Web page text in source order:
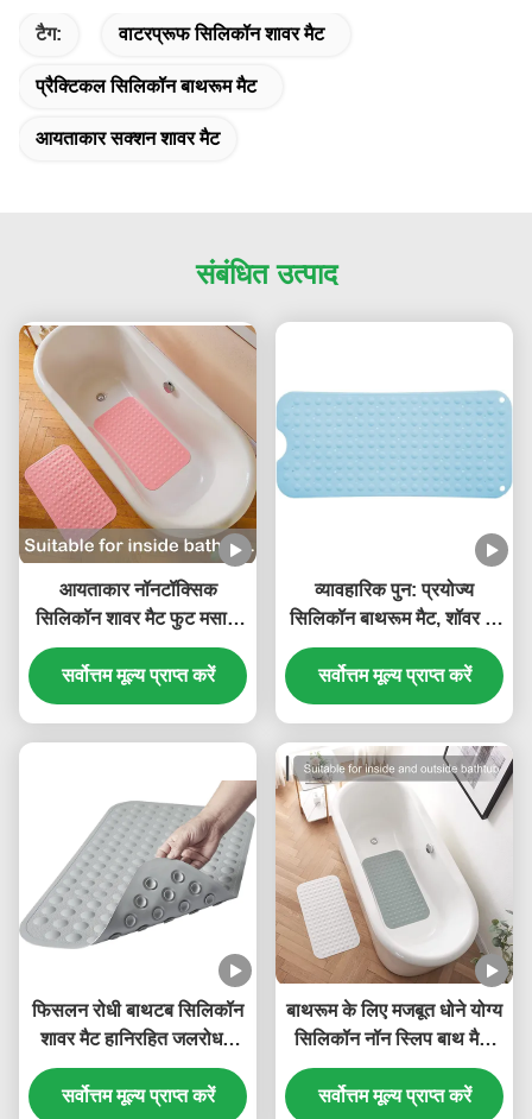
टैग: वाटरप्रूफ सिलिकॉन शावर मैट
प्रैक्टिकल सिलिकॉन बाथरूम मैट
आयताकार सक्शन शावर मैट
संबंधित उत्पाद
आयताकार नॉनटॉक्सिक
सिलिकॉन शावर मैट फुट मसाज
गंधहीन
सर्वोत्तम मूल्य प्राप्त करें
व्यावहारिक पुन: प्रयोज्य
सिलिकॉन बाथरूम मैट, शॉवर के
लिए हल्के सक्शन मैट
सर्वोत्तम मूल्य प्राप्त करें
फिसलन रोधी बाथटब सिलिकॉन
शावर मैट हानिरहित जलरोधक
टिकाऊ
सर्वोत्तम मूल्य प्राप्त करें
बाथरूम के लिए मजबूत धोने योग्य
सिलिकॉन नॉन स्लिप बाथ मैट,
आयताकार आकार
सर्वोत्तम मूल्य प्राप्त करें